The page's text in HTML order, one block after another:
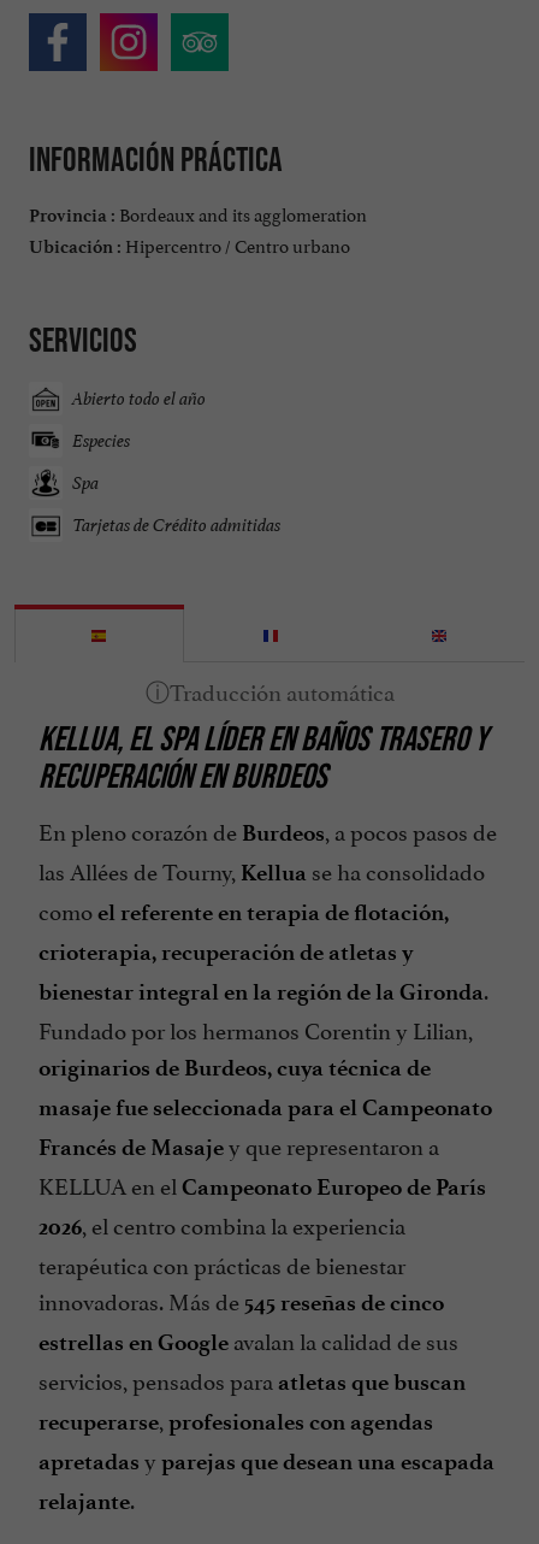
Información práctica
Provincia : Bordeaux and its agglomeration
Ubicación : Hipercentro / Centro urbano
Servicios
Abierto todo el año
Especies
Spa
Tarjetas de Crédito admitidas
KELLUA, EL SPA LÍDER EN BAÑOS TRASERO Y
RECUPERACIÓN EN BURDEOS
En pleno corazón de Burdeos, a pocos pasos de
las Allées de Tourny, Kellua se ha consolidado
comoel referente en terapia de flotación,
crioterapia, recuperación de atletas y
bienestar integral en la región de la Gironda.
Fundado por los hermanos Corentin y Lilian,
originarios de Burdeos, cuya técnica de
masaje fue seleccionada para el Campeonato
Francés de Masajey que representaron a
KELLUA en el Campeonato Europeo de París
2026, el centro combina la experiencia
terapéutica con prácticas de bienestar
innovadoras. Más de 545 reseñas de cinco
estrellas en Google avalan la calidad de sus
servicios, pensados para atletas que buscan
recuperarse, profesionales con agendas
apretadas y parejas que desean una escapada
relajante.